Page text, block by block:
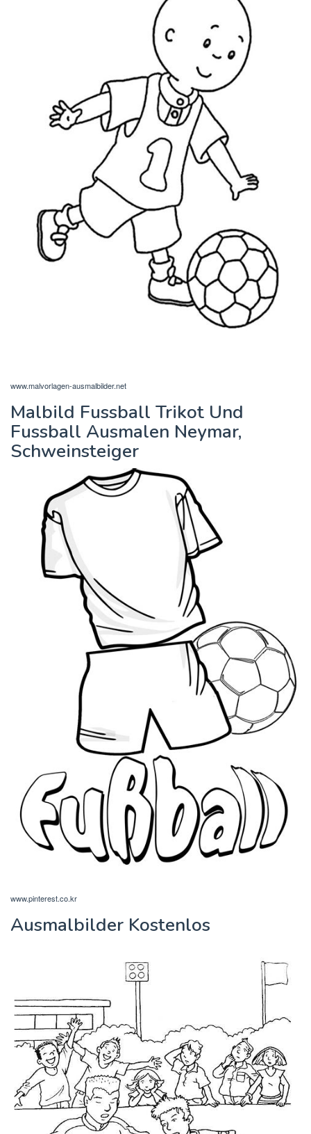
www.malvorlagen-ausmalbilder.net
Malbild Fussball Trikot Und
Fussball Ausmalen Neymar,
Schweinsteiger
www.pinterest.co.kr
Ausmalbilder Kostenlos